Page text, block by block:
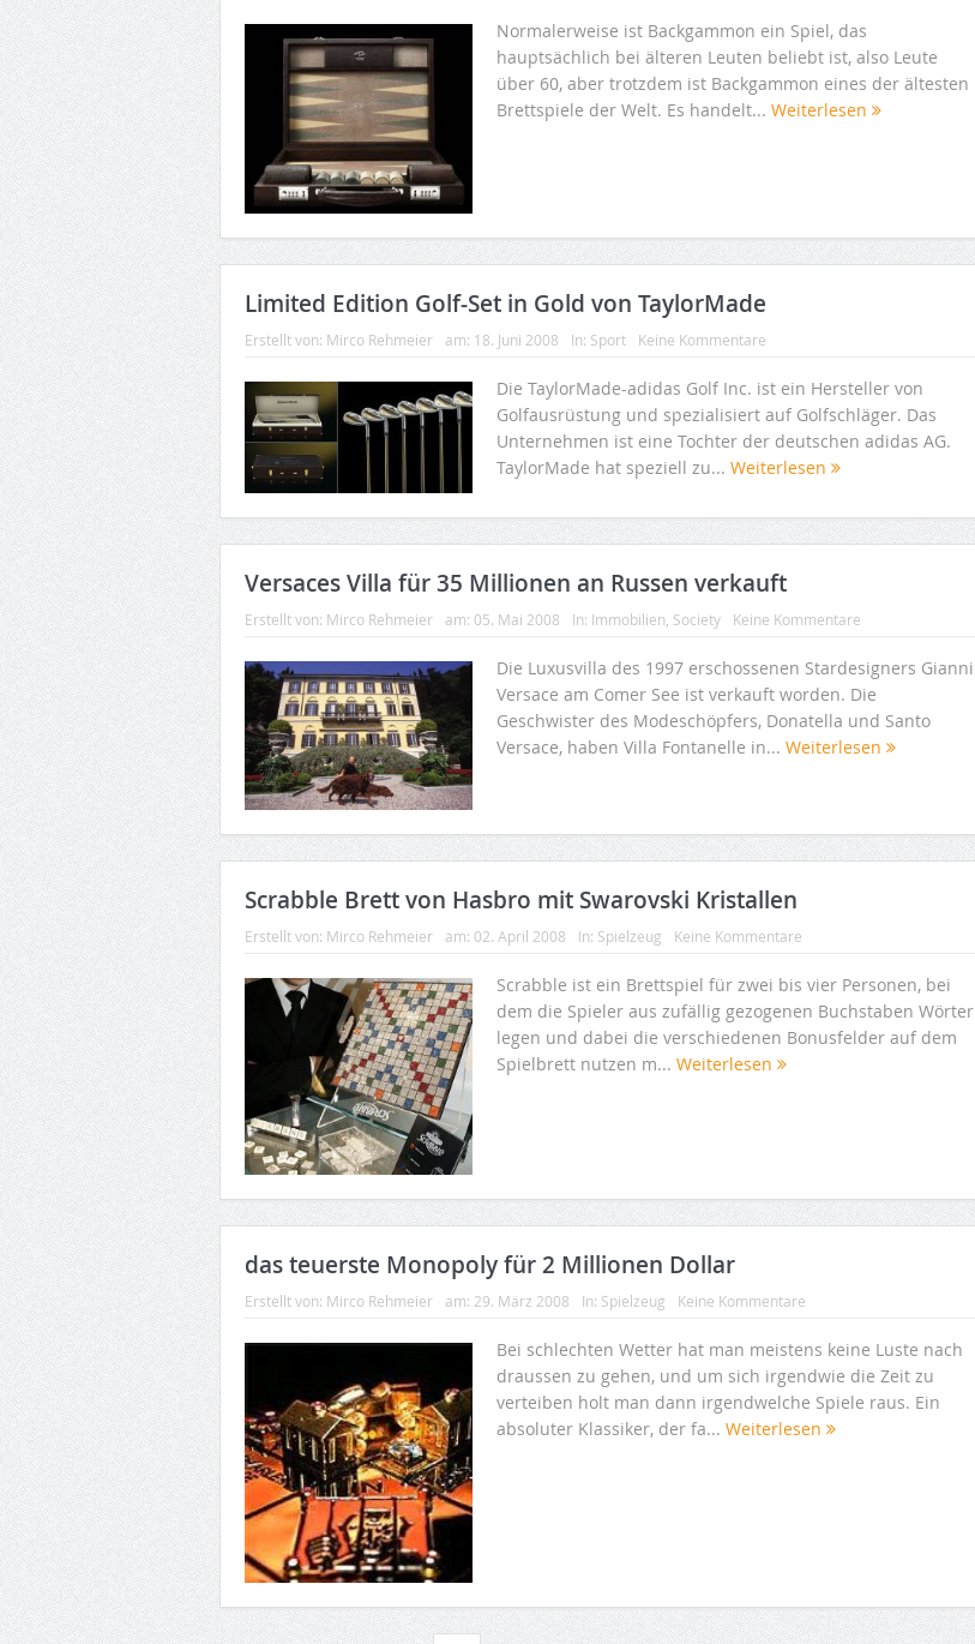
Normalerweise ist Backgammon ein Spiel, das
hauptsächlich bei älteren Leuten beliebt ist, also Leute
über 60, aber trotzdem ist Backgammon eines der ältesten
Brettspiele der Welt. Es handelt... Weiterlesen
Limited Edition Golf-Set in Gold von TaylorMade
Erstellt von: Mirco Rehmeier am: 18. Juni 2008 In: Sport Keine Kommentare
Die TaylorMade-adidas Golf Inc. ist ein Hersteller von
Golfausrüstung und spezialisiert auf Golfschläger. Das
Unternehmen ist eine Tochter der deutschen adidas AG.
TaylorMade hat speziell zu... Weiterlesen
Versaces Villa für 35 Millionen an Russen verkauft
Erstellt von: Mirco Rehmeier am: 05. Mai 2008 In: Immobilien Society Keine Kommentare
Die Luxusvilla des 1997 erschossenen Stardesigners Gianni
Versace am Comer See ist verkauft worden. Die
Geschwister des Modeschöpfers, Donatella und Santo
Versace, haben Villa Fontanelle in... Weiterlesen
Scrabble Brett von Hasbro mit Swarovski Kristallen
Erstellt von: Mirco Rehmeier am: 02. April 2008 In: Spielzeug Keine Kommentare
Scrabble ist ein Brettspiel für zwei bis vier Personen, bei
dem die Spieler aus zufällig gezogenen Buchstaben Wörter
legen und dabei die verschiedenen Bonusfelder auf dem
Spielbrett nutzen m... Weiterlesen
das teuerste Monopoly für 2 Millionen Dollar
Erstellt von: Mirco Rehmeier am: 29. März 2008 In: Spielzeug Keine Kommentare
Bei schlechten Wetter hat man meistens keine Luste nach
draussen zu gehen, und um sich irgendwie die Zeit zu
verteiben holt man dann irgendwelche Spiele raus. Ein
absoluter Klassiker, der fa... Weiterlesen